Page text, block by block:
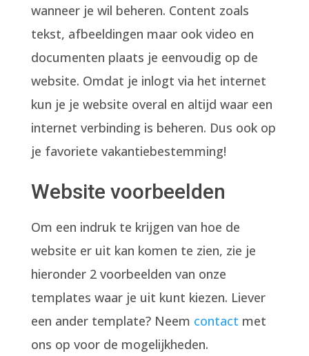
wanneer je wil beheren. Content zoals
tekst, afbeeldingen maar ook video en
documenten plaats je eenvoudig op de
website. Omdat je inlogt via het internet
kun je je website overal en altijd waar een
internet verbinding is beheren. Dus ook op
je favoriete vakantiebestemming!
Website voorbeelden
Om een indruk te krijgen van hoe de
website er uit kan komen te zien, zie je
hieronder 2 voorbeelden van onze
templates waar je uit kunt kiezen. Liever
een ander template? Neem contact met
ons op voor de mogelijkheden.